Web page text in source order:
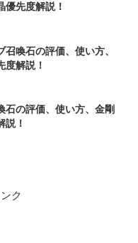
優先度解説！
召喚石の評価、使い方、
度解説！
石の評価、使い方、金剛
説！
ク